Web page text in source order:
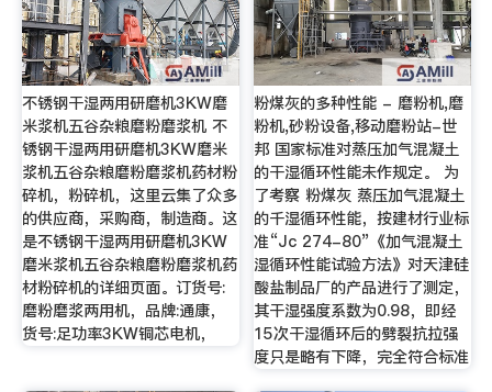
不锈钢干湿两用研磨机3KW磨
米浆机五谷杂粮磨粉磨浆机 不
锈钢干湿两用研磨机3KW磨米
浆机五谷杂粮磨粉磨浆机药材粉
碎机，粉碎机，这里云集了众多
的供应商，采购商，制造商。这
是不锈钢干湿两用研磨机3KW
磨米浆机五谷杂粮磨粉磨浆机药
材粉碎机的详细页面。订货号:
磨粉磨浆两用机，品牌:通康，
货号:足功率3KW铜芯电机，
粉煤灰的多种性能 - 磨粉机,磨
粉机,砂粉设备,移动磨粉站-世
邦 国家标准对蒸压加气混凝土
的干湿循环性能未作规定。 为
了考察 粉煤灰 蒸压加气混凝土
的千湿循环性能，按建材行业标
准“Jc 274-80”《加气混凝土
湿循环性能试验方法》对天津硅
酸盐制品厂的产品进行了测定，
其干湿强度系数为0.98，即经
15次干湿循环后的劈裂抗拉强
度只是略有下降，完全符合标准